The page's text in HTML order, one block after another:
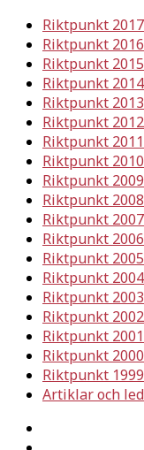
Riktpunkt 2017
Riktpunkt 2016
Riktpunkt 2015
Riktpunkt 2014
Riktpunkt 2013
Riktpunkt 2012
Riktpunkt 2011
Riktpunkt 2010
Riktpunkt 2009
Riktpunkt 2008
Riktpunkt 2007
Riktpunkt 2006
Riktpunkt 2005
Riktpunkt 2004
Riktpunkt 2003
Riktpunkt 2002
Riktpunkt 2001
Riktpunkt 2000
Riktpunkt 1999
Artiklar och